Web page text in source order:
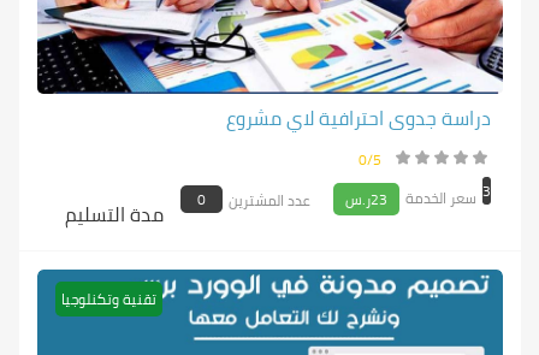
دراسة جدوى احترافية لاي مشروع
0/5
سعر الخدمة
23ر.س عدد المشترين 0 مدة التسليم
3
تقنية وتكنلوجيا